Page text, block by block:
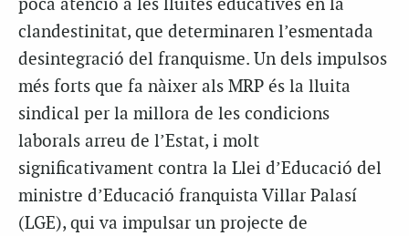
poca atenció a les lluites educatives en la
clandestinitat, que determinaren l’esmentada
desintegració del franquisme. Un dels impulsos
més forts que fa nàixer als MRP és la lluita
sindical per la millora de les condicions
laborals arreu de l’Estat, i molt
significativament contra la Llei d’Educació del
ministre d’Educació franquista Villar Palasí
(LGE), qui va impulsar un projecte de